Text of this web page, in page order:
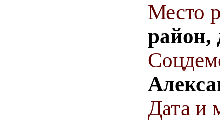
Место
район,
Дата и